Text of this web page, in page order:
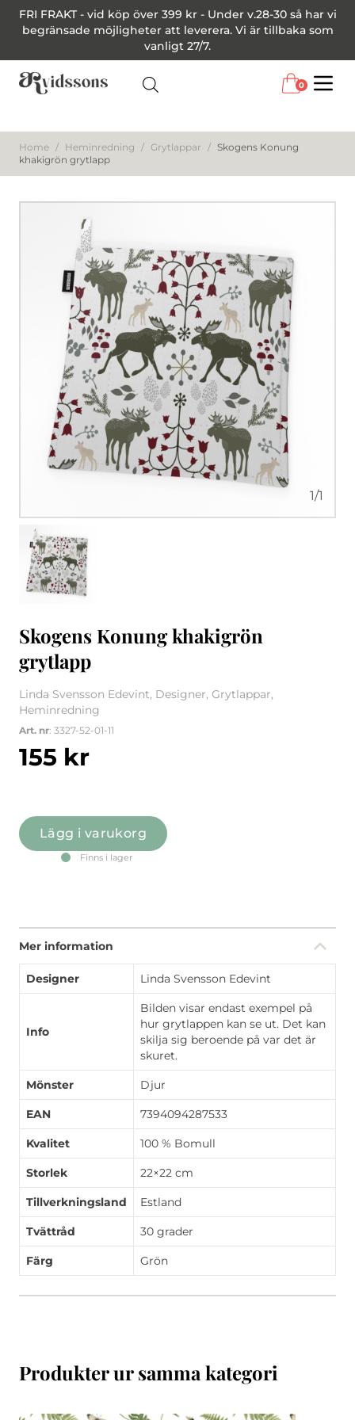
FRI FRAKT - vid köp över 399 kr - Under v.28-30 så har vi
begränsade möjligheter att leverera. Vi är tillbaka som
vanligt 27/7.
0
Home / Heminredning / Grytlappar / Skogens Konung
khakigrön grytlapp
1/1
Skogens Konung khakigrön
grytlapp
Linda Svensson Edevint, Designer, Grytlappar,
Heminredning
Art. nr: 3327-52-01-11
155 kr
Lägg i varukorg
Finns i lager
Mer information
Designer Linda Svensson Edevint
Info
Bilden visar endast exempel på
hur grytlappen kan se ut. Det kan
skilja sig beroende på var det är
skuret.
Mönster Djur
EAN 7394094287533
Kvalitet 100 % Bomull
Storlek 22×22 cm
Tillverkningsland Estland
Tvättråd 30 grader
Färg Grön
Produkter ur samma kategori